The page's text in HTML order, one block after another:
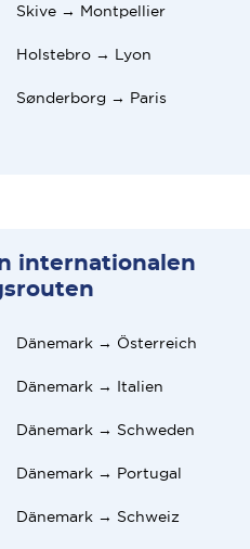
Skive → Montpellier
Holstebro → Lyon
Sønderborg → Paris
internationalen
Dänemark → Österreich
Dänemark → Italien
Dänemark → Schweden
Dänemark → Portugal
Dänemark → Schweiz